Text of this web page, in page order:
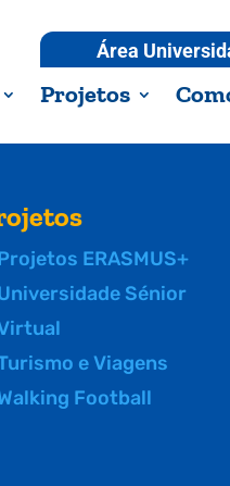
Área
Projetos
ERASMUS+
Sénior
e Viagens
Football